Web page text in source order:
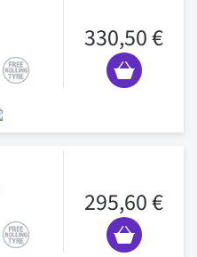
330,50 €
295,60 €